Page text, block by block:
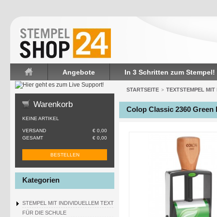
Startseite
Angebote In 3 Schritten zum Stempel!
Warenkorb
KEINE ARTIKEL
VERSAND
€ 0,00
GESAMT
€ 0,00
BESTELLEN
Kategorien
STEMPEL MIT INDIVIDUELLEM TEXT
FÜR DIE SCHULE
STARTSEITE > TEXTSTEMPEL MIT
Colop Classic 2360 Green